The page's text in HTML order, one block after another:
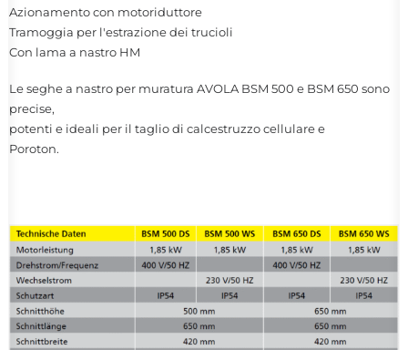
Azionamento con motoriduttore
Tramoggia per l'estrazione dei trucioli
Con lama a nastro HM
Le seghe a nastro per muratura AVOLA BSM 500 e BSM 650 sono
precise,
potenti e ideali per il taglio di calcestruzzo cellulare e
Poroton.